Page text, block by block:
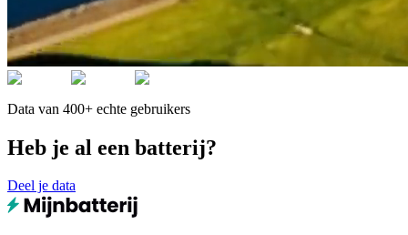
Data van 400+ echte gebruikers
Heb je al een batterij?
Deel je data